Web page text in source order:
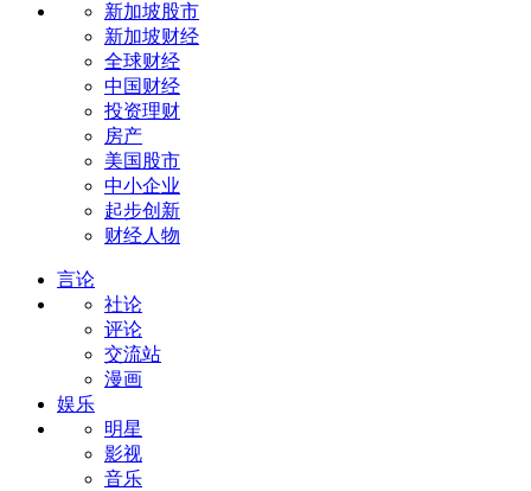
新加坡股市
新加坡财经
全球财经
中国财经
投资理财
房产
美国股市
中小企业
起步创新
财经人物
言论
社论
评论
交流站
漫画
娱乐
明星
影视
音乐